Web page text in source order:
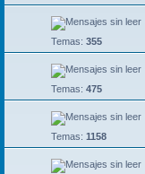
Temas: 355
Temas: 475
Temas: 1158